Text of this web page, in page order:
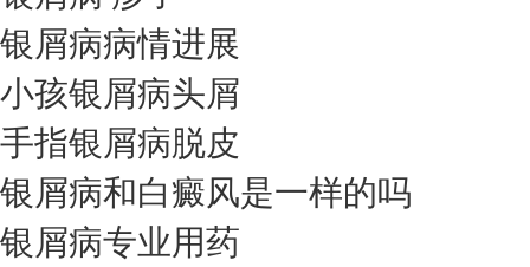
银屑病病情进展
小孩银屑病头屑
手指银屑病脱皮
银屑病和白癜风是一样的吗
银屑病专业用药